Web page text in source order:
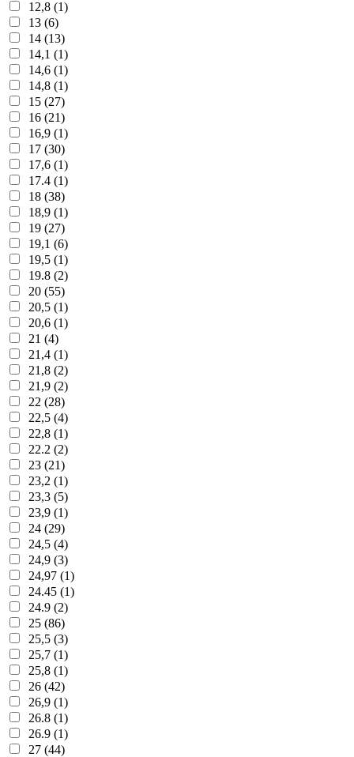
12,8 (1)
13 (6)
14 (13)
14,1 (1)
14,6 (1)
14,8 (1)
15 (27)
16 (21)
16,9 (1)
17 (30)
17,6 (1)
17.4 (1)
18 (38)
18,9 (1)
19 (27)
19,1 (6)
19,5 (1)
19.8 (2)
20 (55)
20,5 (1)
20,6 (1)
21 (4)
21,4 (1)
21,8 (2)
21,9 (2)
22 (28)
22,5 (4)
22,8 (1)
22.2 (2)
23 (21)
23,2 (1)
23,3 (5)
23,9 (1)
24 (29)
24,5 (4)
24,9 (3)
24,97 (1)
24.45 (1)
24.9 (2)
25 (86)
25,5 (3)
25,7 (1)
25,8 (1)
26 (42)
26,9 (1)
26.8 (1)
26.9 (1)
27 (44)